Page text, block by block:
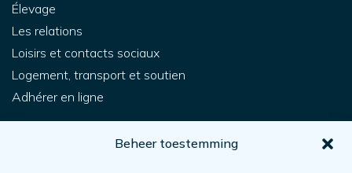
Beheer toestemming
Élevage
Les relations
Loisirs et contacts sociaux
Logement, transport et soutien
Adhérer en ligne